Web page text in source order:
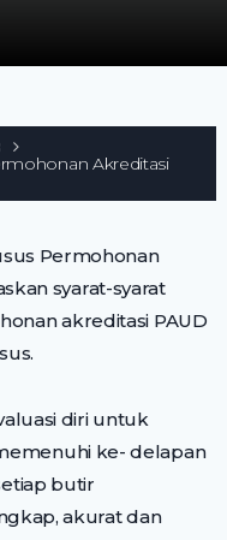
Akreditasi
Permohonan
syarat-syarat
akreditasi PAUD
diri untuk
ke- delapan
butir
akurat dan